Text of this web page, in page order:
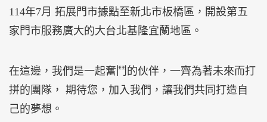
114年7月 拓展門市據點至新北市板橋區，開設第五
家門市服務廣大的大台北基隆宜蘭地區。
在這邊，我們是一起奮鬥的伙伴，一齊為著未來而打
拼的團隊， 期待您，加入我們，讓我們共同打造自
己的夢想。